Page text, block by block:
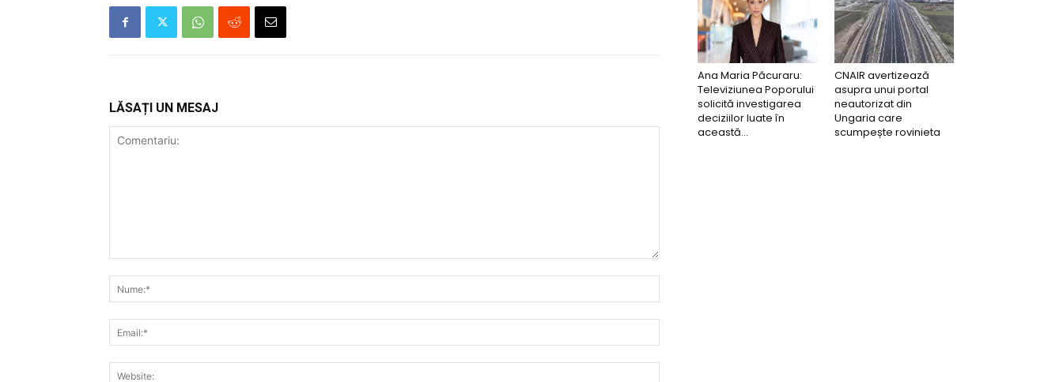
LĂSAȚI UN MESAJ
Ana Maria Păcuraru:
Televiziunea Poporului
solicită investigarea
deciziilor luate în
această...
CNAIR avertizează
asupra unui portal
neautorizat din
Ungaria care
scumpește rovinieta